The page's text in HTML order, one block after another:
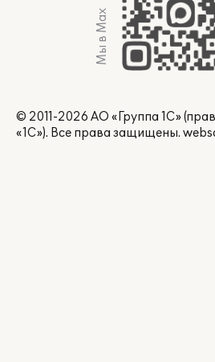
Мы в Max
© 2011-2026 АО «Группа 1С»
«1С»). Все права защищены.